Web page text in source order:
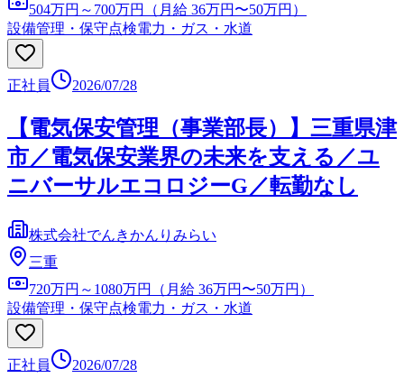
504万円～700万円（月給 36万円〜50万円）
設備管理・保守点検電力・ガス・水道
正社員 2026/07/28
【電気保安管理（事業部長）】三重県津
市／電気保安業界の未来を支える／ユ
ニバーサルエコロジーG／転勤なし
株式会社でんきかんりみらい
三重
720万円～1080万円（月給 36万円〜50万円）
設備管理・保守点検電力・ガス・水道
正社員 2026/07/28